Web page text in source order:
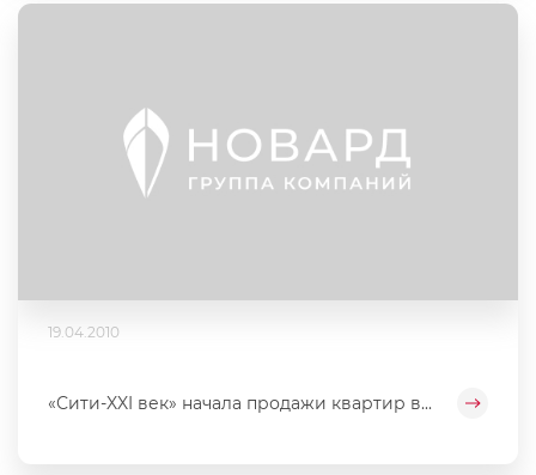
19.04.2010
«Сити-XXI век» начала продажи квартир в...